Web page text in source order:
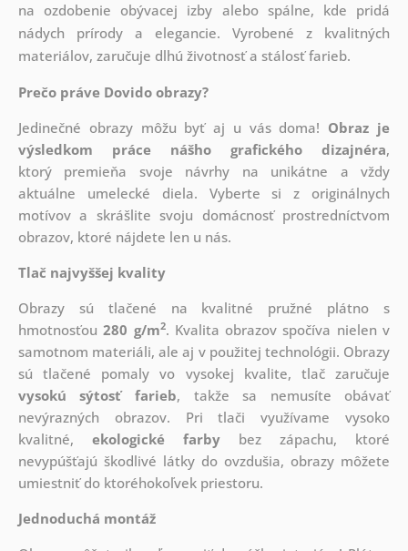
na ozdobenie obývacej izby alebo spálne, kde pridá
nádych prírody a elegancie. Vyrobené z kvalitných
materiálov, zaručuje dlhú životnosť a stálosť farieb.
Prečo práve Dovido obrazy?
Jedinečné obrazy môžu byť aj u vás doma! Obraz je
výsledkom práce nášho grafického dizajnéra,
ktorý premieňa svoje návrhy na unikátne a vždy
aktuálne umelecké diela. Vyberte si z originálnych
motívov a skrášlite svoju domácnosť prostredníctvom
obrazov, ktoré nájdete len u nás.
Tlač najvyššej kvality
Obrazy sú tlačené na kvalitné pružné plátno s
hmotnosťou280 g/m2. Kvalita obrazov spočíva nielen v
samotnom materiáli, ale aj v použitej technológii. Obrazy
sú tlačené pomaly vo vysokej kvalite, tlač zaručuje
vysokú sýtosť farieb, takže sa nemusíte obávať
nevýrazných obrazov. Pri tlači využívame vysoko
kvalitné, ekologické farby bez zápachu, ktoré
nevypúšťajú škodlivé látky do ovzdušia, obrazy môžete
umiestniť do ktoréhokoľvek priestoru.
Jednoduchá montáž